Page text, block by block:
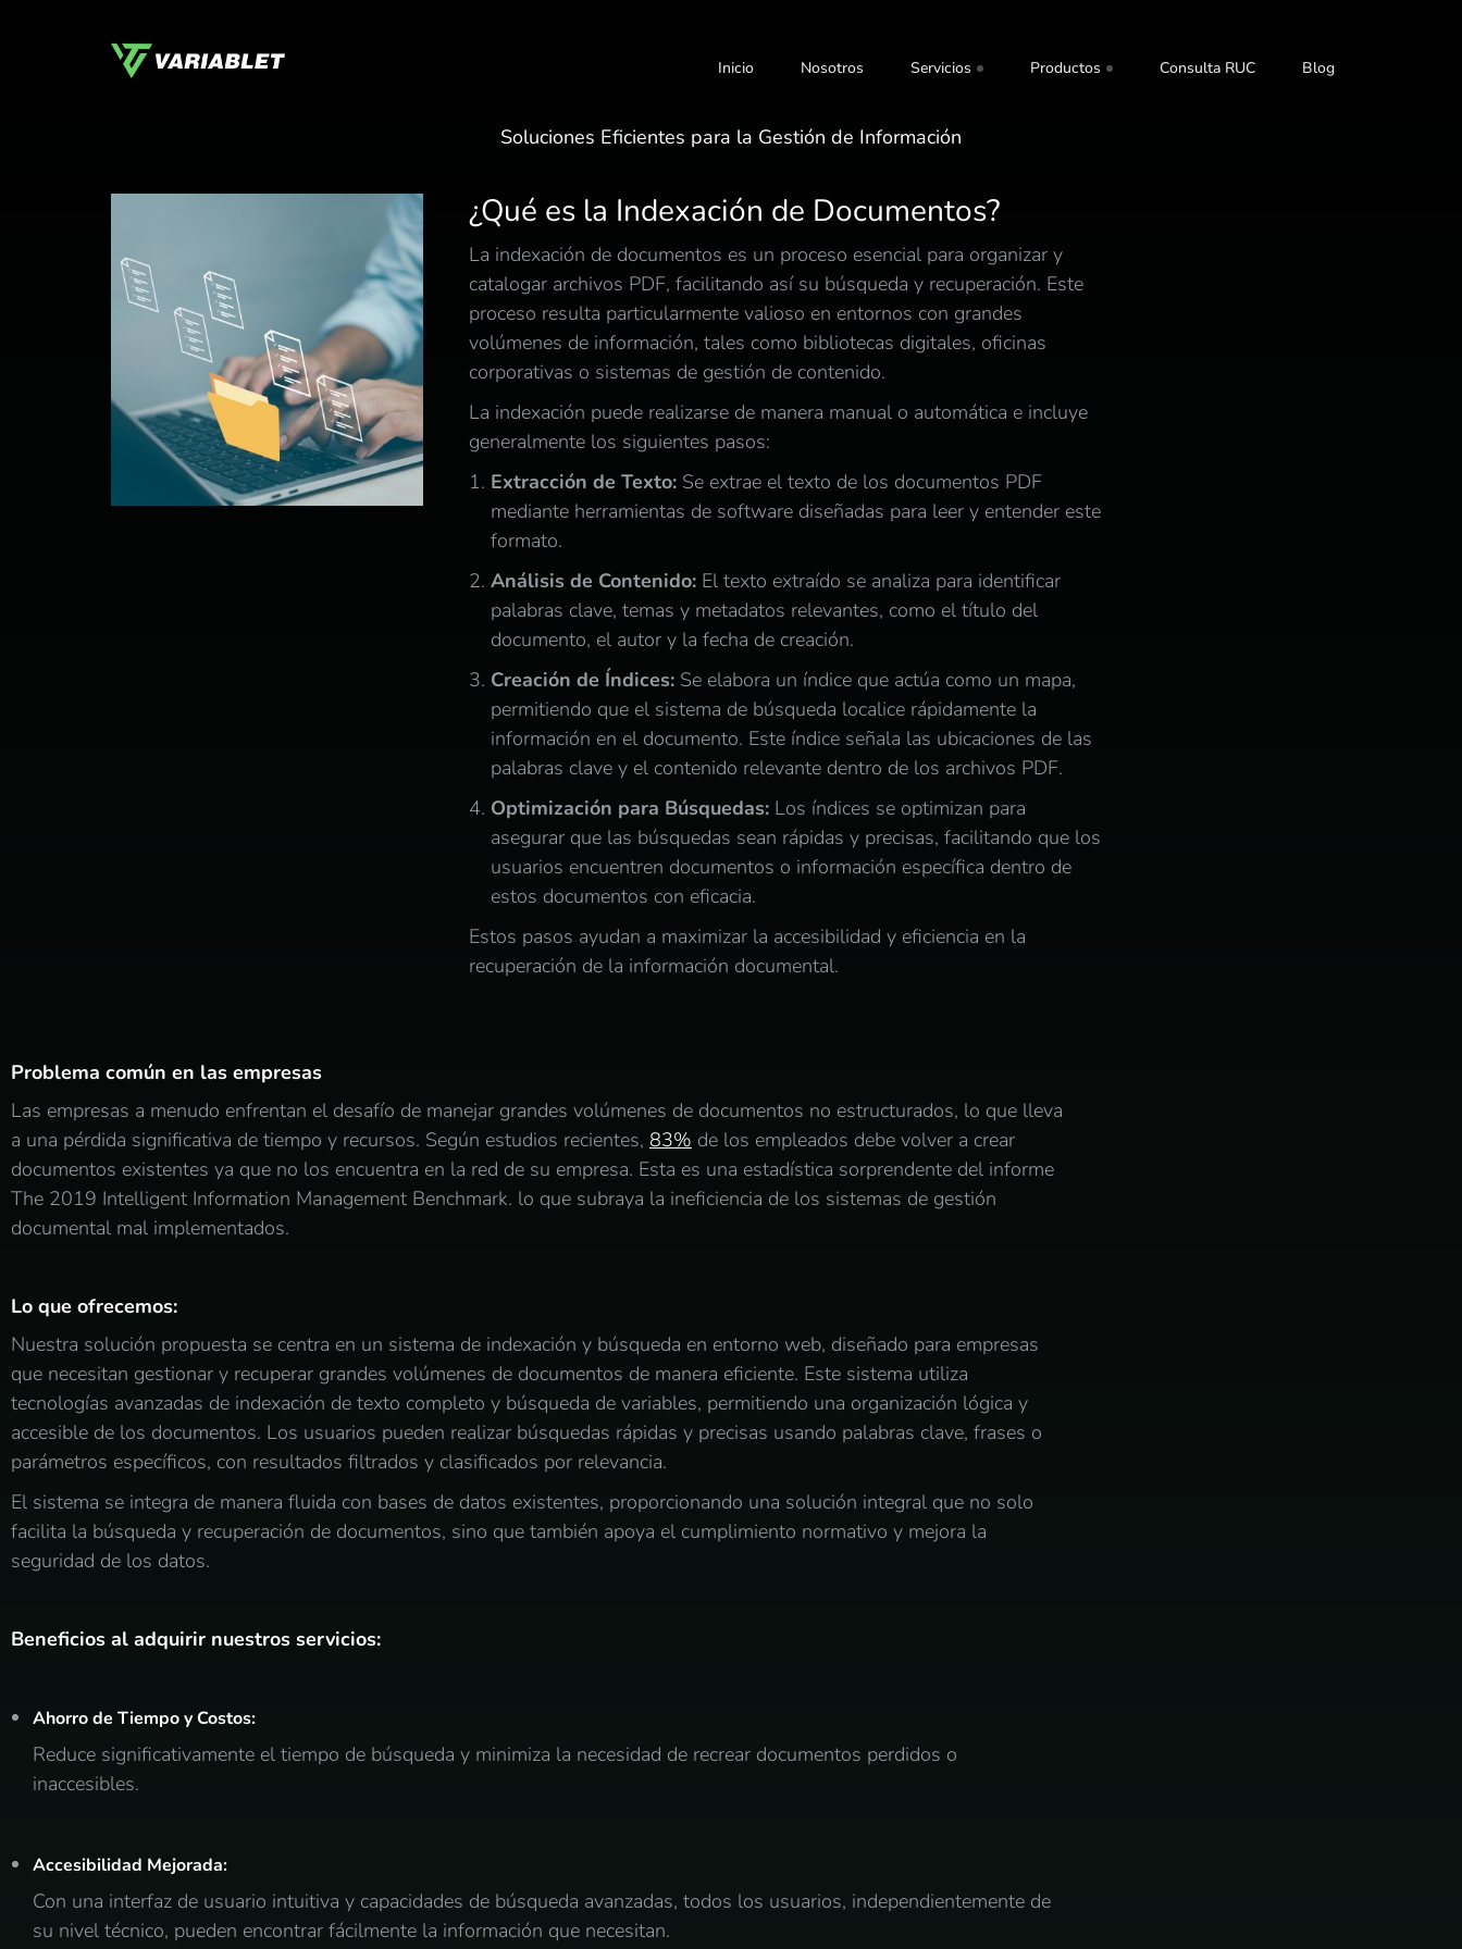
Inicio Nosotros Servicios Productos Consulta RUC Blog
Soluciones Eficientes para la Gestión de Información
¿Qué es la Indexación de Documentos?
La indexación de documentos es un proceso esencial para organizar y
catalogar archivos PDF, facilitando así su búsqueda y recuperación. Este
proceso resulta particularmente valioso en entornos con grandes
volúmenes de información, tales como bibliotecas digitales, oficinas
corporativas o sistemas de gestión de contenido.
La indexación puede realizarse de manera manual o automática e incluye
generalmente los siguientes pasos:
Extracción de Texto:Se extrae el texto de los documentos PDF
mediante herramientas de software diseñadas para leer y entender este
formato.
Análisis de Contenido:El texto extraído se analiza para identificar
palabras clave, temas y metadatos relevantes, como el título del
documento, el autor y la fecha de creación.
Creación de Índices:Se elabora un índice que actúa como un mapa,
permitiendo que el sistema de búsqueda localice rápidamente la
información en el documento. Este índice señala las ubicaciones de las
palabras clave y el contenido relevante dentro de los archivos PDF.
Optimización para Búsquedas:Los índices se optimizan para
asegurar que las búsquedas sean rápidas y precisas, facilitando que los
usuarios encuentren documentos o información específica dentro de
estos documentos con eficacia.
Estos pasos ayudan a maximizar la accesibilidad y eficiencia en la
recuperación de la información documental.
Problema común en las empresas
Las empresas a menudo enfrentan el desafío de manejar grandes volúmenes de documentos no estructurados, lo que lleva
a una pérdida significativa de tiempo y recursos. Según estudios recientes, 83% de los empleados debe volver a crear
documentos existentes ya que no los encuentra en la red de su empresa. Esta es una estadística sorprendente del informe
The 2019 Intelligent Information Management Benchmark. lo que subraya la ineficiencia de los sistemas de gestión
documental mal implementados.
Lo que ofrecemos:
Nuestra solución propuesta se centra en un sistema de indexación y búsqueda en entorno web, diseñado para empresas
que necesitan gestionar y recuperar grandes volúmenes de documentos de manera eficiente. Este sistema utiliza
tecnologías avanzadas de indexación de texto completo y búsqueda de variables, permitiendo una organización lógica y
accesible de los documentos. Los usuarios pueden realizar búsquedas rápidas y precisas usando palabras clave, frases o
parámetros específicos, con resultados filtrados y clasificados por relevancia.
El sistema se integra de manera fluida con bases de datos existentes, proporcionando una solución integral que no solo
facilita la búsqueda y recuperación de documentos, sino que también apoya el cumplimiento normativo y mejora la
seguridad de los datos.
Beneficios al adquirir nuestros servicios:
Ahorro de Tiempo y Costos:
Reduce significativamente el tiempo de búsqueda y minimiza la necesidad de recrear documentos perdidos o
inaccesibles.
Accesibilidad Mejorada:
Con una interfaz de usuario intuitiva y capacidades de búsqueda avanzadas, todos los usuarios, independientemente de
su nivel técnico, pueden encontrar fácilmente la información que necesitan.